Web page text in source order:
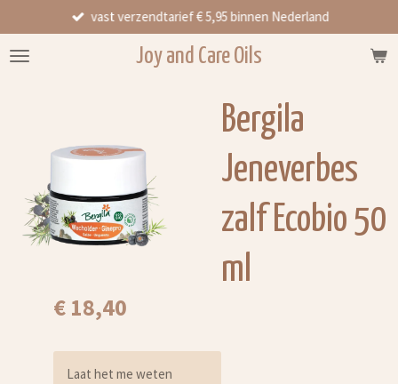
direct
naar
Joy and Care Oils
vast verzendtarief € 5,95 binnen Nederland
Bergila
Jeneverbes
zalf Ecobio 50
ml
€ 18,40
Laat het me weten